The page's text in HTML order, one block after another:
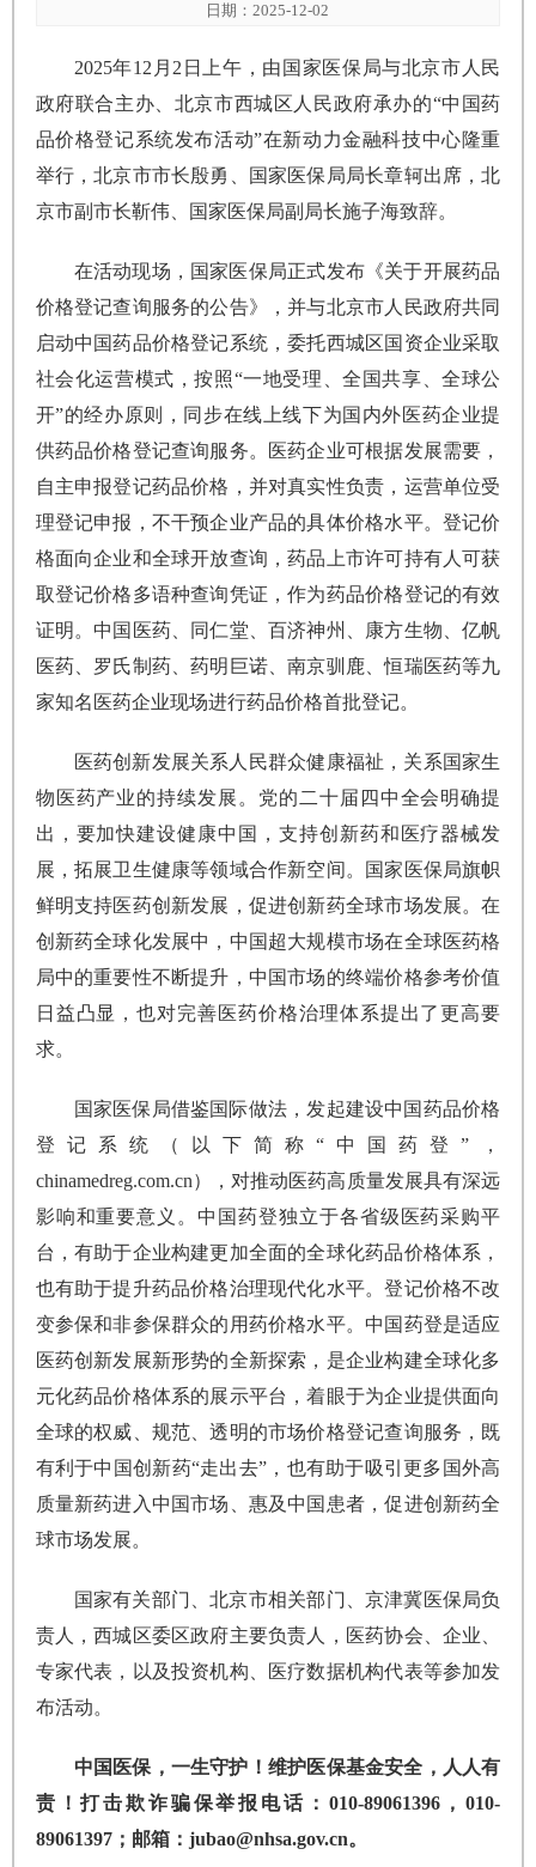
日期：2025-12-02
2025年12月2日上午，由国家医保局与北京市人民
政府联合主办、北京市西城区人民政府承办的“中国药
品价格登记系统发布活动”在新动力金融科技中心隆重
举行，北京市市长殷勇、国家医保局局长章轲出席，北
京市副市长靳伟、国家医保局副局长施子海致辞。
在活动现场，国家医保局正式发布《关于开展药品
价格登记查询服务的公告》，并与北京市人民政府共同
启动中国药品价格登记系统，委托西城区国资企业采取
社会化运营模式，按照“一地受理、全国共享、全球公
开”的经办原则，同步在线上线下为国内外医药企业提
供药品价格登记查询服务。医药企业可根据发展需要，
自主申报登记药品价格，并对真实性负责，运营单位受
理登记申报，不干预企业产品的具体价格水平。登记价
格面向企业和全球开放查询，药品上市许可持有人可获
取登记价格多语种查询凭证，作为药品价格登记的有效
证明。中国医药、同仁堂、百济神州、康方生物、亿帆
医药、罗氏制药、药明巨诺、南京驯鹿、恒瑞医药等九
家知名医药企业现场进行药品价格首批登记。
医药创新发展关系人民群众健康福祉，关系国家生
物医药产业的持续发展。党的二十届四中全会明确提
出，要加快建设健康中国，支持创新药和医疗器械发
展，拓展卫生健康等领域合作新空间。国家医保局旗帜
鲜明支持医药创新发展，促进创新药全球市场发展。在
创新药全球化发展中，中国超大规模市场在全球医药格
局中的重要性不断提升，中国市场的终端价格参考价值
日益凸显，也对完善医药价格治理体系提出了更高要
求。
国家医保局借鉴国际做法，发起建设中国药品价格
登记系统（以下简称“中国药登”，
chinamedreg.com.cn），对推动医药高质量发展具有深远
影响和重要意义。中国药登独立于各省级医药采购平
台，有助于企业构建更加全面的全球化药品价格体系，
也有助于提升药品价格治理现代化水平。登记价格不改
变参保和非参保群众的用药价格水平。中国药登是适应
医药创新发展新形势的全新探索，是企业构建全球化多
元化药品价格体系的展示平台，着眼于为企业提供面向
全球的权威、规范、透明的市场价格登记查询服务，既
有利于中国创新药“走出去”，也有助于吸引更多国外高
质量新药进入中国市场、惠及中国患者，促进创新药全
球市场发展。
国家有关部门、北京市相关部门、京津冀医保局负
责人，西城区委区政府主要负责人，医药协会、企业、
专家代表，以及投资机构、医疗数据机构代表等参加发
布活动。
中国医保，一生守护！维护医保基金安全，人人有
责！打击欺诈骗保举报电话：010-89061396，010-
89061397；邮箱：jubao@nhsa.gov.cn。